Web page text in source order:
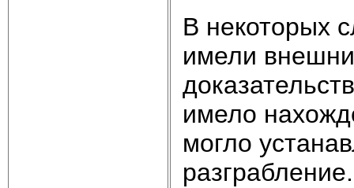
В некоторых
имели
имело
могло